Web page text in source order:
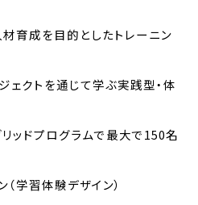
育成を目的としたトレーニン
ェクトを通じて学ぶ実践型・体
リッドプログラムで最大で150名
学習体験デザイン）